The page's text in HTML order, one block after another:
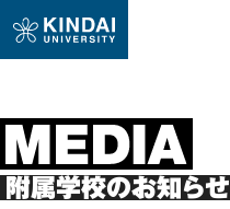
附属学校のお知らせ